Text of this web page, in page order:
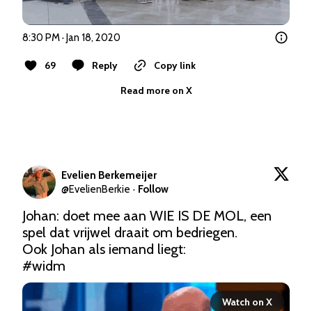
8:30 PM · Jan 18, 2020
69 Reply
Copy link
Read more on X
Evelien Berkemeijer
@EvelienBerkie · Follow
Johan: doet mee aan WIE IS DE MOL, een
spel dat vrijwel draait om bedriegen.
#widm
Watch on X